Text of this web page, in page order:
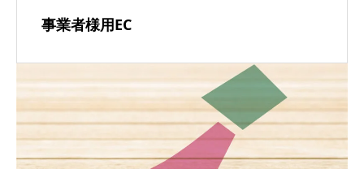
事業者様用EC